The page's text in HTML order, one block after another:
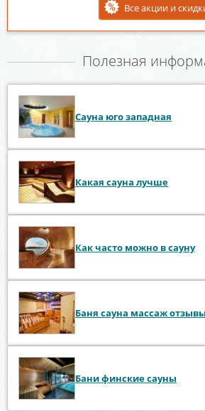
Все акции и
Полезная
Сауна юго западная
Какая сауна лучше
Как часто можно в сауну
Баня сауна массаж отзывы
Бани финские сауны